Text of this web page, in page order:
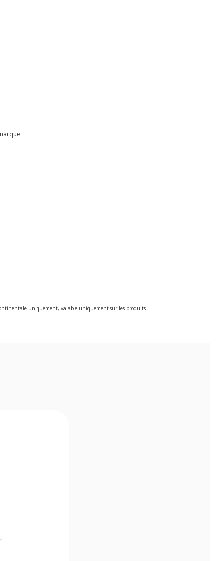
uniquement, valable uniquement sur les produits